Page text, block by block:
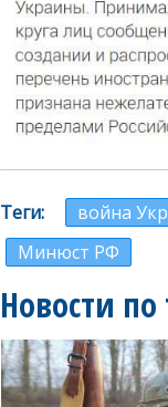
Теги война
Минюст РФ
Новости